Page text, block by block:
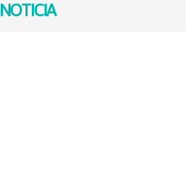
NOTICIA